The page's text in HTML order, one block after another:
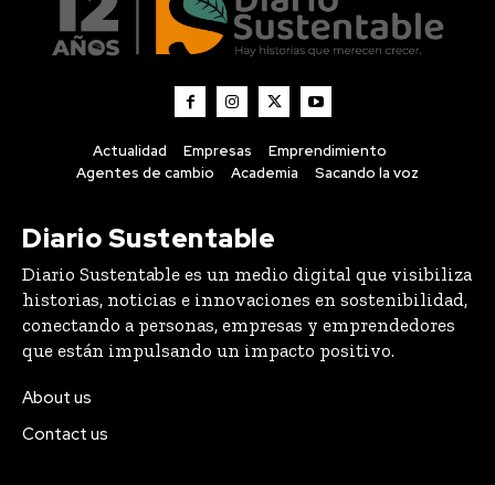
Actualidad Empresas
Emprendimiento
Agentes de cambio
Academia Sacando la voz
Diario Sustentable
Diario Sustentable es un medio digital que visibiliza
historias, noticias e innovaciones en sostenibilidad,
conectando a personas, empresas y emprendedores
que están impulsando un impacto positivo.
About us
Contact us